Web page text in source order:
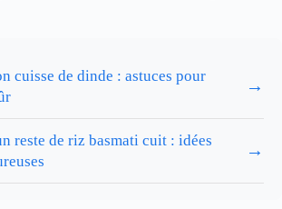
cuisse de dinde : astuces pour
→
reste de riz basmati cuit : idées
→